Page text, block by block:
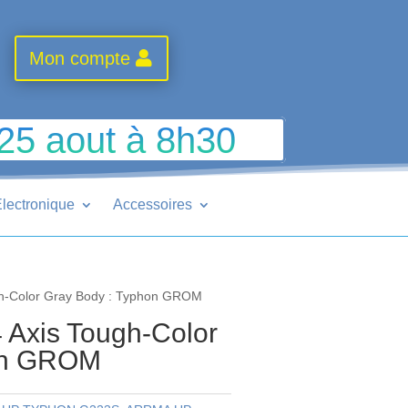
Mon compte
aout à 8h30
Accessoires
Color Gray Body : Typhon GROM
Tough-Color
GROM